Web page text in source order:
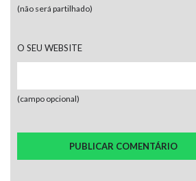
(não será partilhado)
O SEU WEBSITE
(campo opcional)